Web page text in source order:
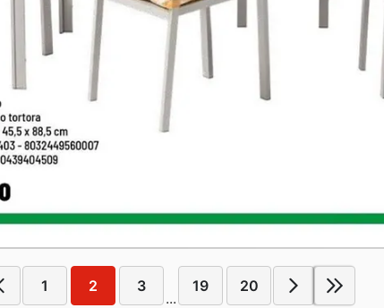
1 2 3
...
19 20